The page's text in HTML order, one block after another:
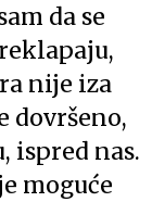
da se
nije iza
dovršeno,
ispred nas.
moguće